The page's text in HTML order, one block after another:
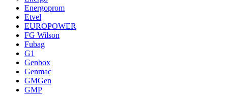
Energoprom
Etvel
EUROPOWER
FG Wilson
Fubag
G1
Genbox
Genmac
GMGen
GMP